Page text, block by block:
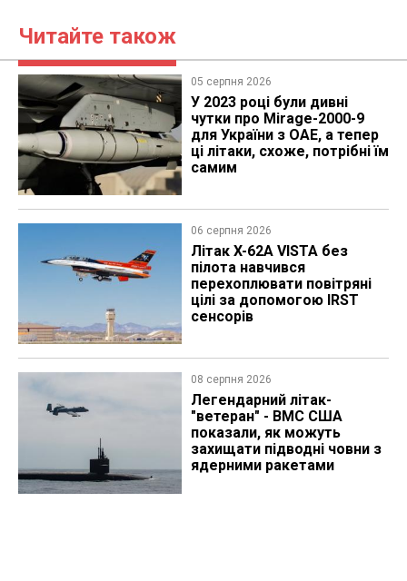
Читайте також
05 серпня 2026
У 2023 році були дивні
чутки про Mirage-2000-9
для України з ОАЕ, а тепер
ці літаки, схоже, потрібні їм
самим
06 серпня 2026
Літак X-62A VISTA без
пілота навчився
перехоплювати повітряні
цілі за допомогою IRST
сенсорів
08 серпня 2026
Легендарний літак-
"ветеран" - ВМС США
показали, як можуть
захищати підводні човни з
ядерними ракетами